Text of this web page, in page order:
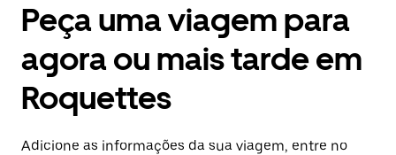
Peça uma viagem para
agora ou mais tarde em
Roquettes
Adicione as informações da sua viagem, entre no